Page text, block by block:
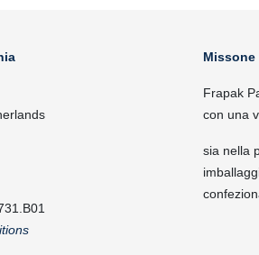
Missone
Frapak
con una
sia nella